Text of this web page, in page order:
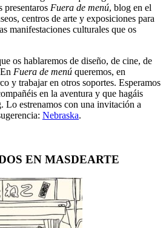
presentaros Fuera de menú, blog en el
centros de arte y exposiciones para
manifestaciones culturales que os
os hablaremos de diseño, de cine, de
Fuera de menú queremos, en
y trabajar en otros soportes. Esperamos
en la aventura y que hagáis
Lo estrenamos con una invitación a
Nebraska.
EN MASDEARTE